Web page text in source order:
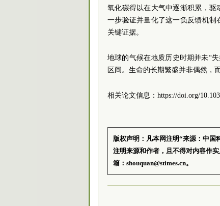
氧化碳得以在大气中逐渐积累，
一步验证并量化了这一负反馈机制
关键证据。
地球的气候在地质历史时期并未“
区间。生命的长期繁盛并非偶然，
相关论文信息：https://doi.org/
版权声明：凡本网注明“来源：中国
注明来源和作者，且不得对内容作
箱：shouquan@stimes.cn。